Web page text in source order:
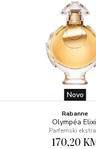
Novo
Rabanne
Olympéa
Parfemski
170,20